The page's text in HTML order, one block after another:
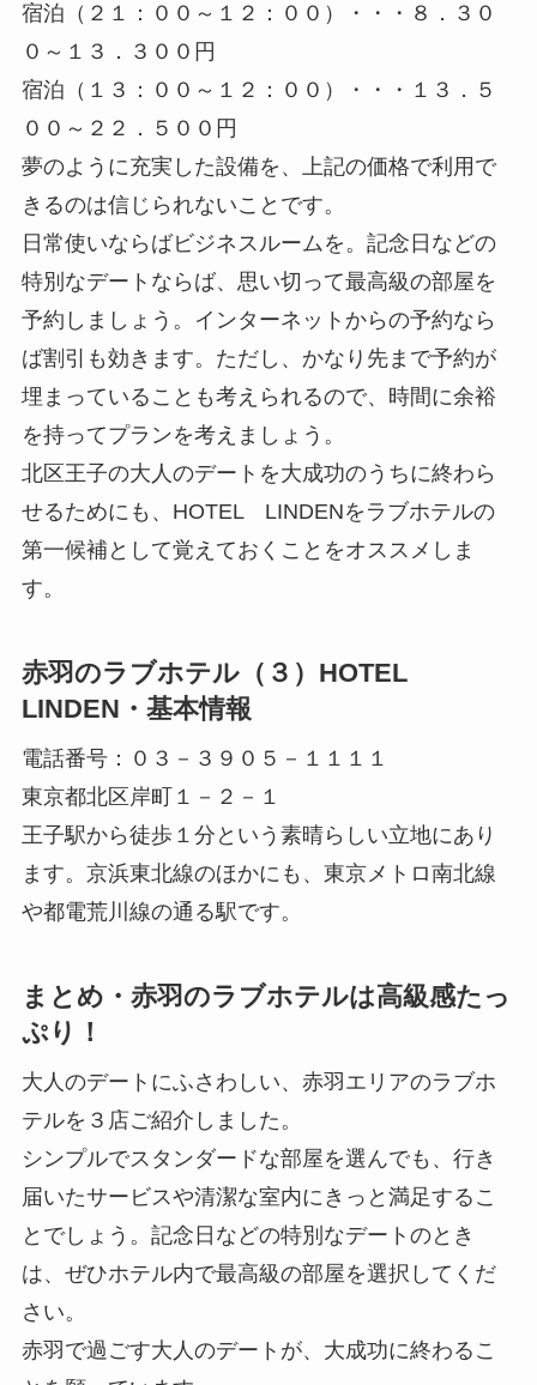
宿泊（２１：００～１２：００）・・・８．３０
０～１３．３００円
宿泊（１３：００～１２：００）・・・１３．５
００～２２．５００円
夢のように充実した設備を、上記の価格で利用で
きるのは信じられないことです。
日常使いならばビジネスルームを。記念日などの
特別なデートならば、思い切って最高級の部屋を
予約しましょう。インターネットからの予約なら
ば割引も効きます。ただし、かなり先まで予約が
埋まっていることも考えられるので、時間に余裕
を持ってプランを考えましょう。
北区王子の大人のデートを大成功のうちに終わら
せるためにも、HOTEL LINDENをラブホテルの
第一候補として覚えておくことをオススメしま
す。
赤羽のラブホテル（３）HOTEL
LINDEN・基本情報
電話番号：０３－３９０５－１１１１
東京都北区岸町１－２－１
王子駅から徒歩１分という素晴らしい立地にあり
ます。京浜東北線のほかにも、東京メトロ南北線
や都電荒川線の通る駅です。
まとめ・赤羽のラブホテルは高級感たっ
ぷり！
大人のデートにふさわしい、赤羽エリアのラブホ
テルを３店ご紹介しました。
シンプルでスタンダードな部屋を選んでも、行き
届いたサービスや清潔な室内にきっと満足するこ
とでしょう。記念日などの特別なデートのとき
は、ぜひホテル内で最高級の部屋を選択してくだ
さい。
赤羽で過ごす大人のデートが、大成功に終わるこ